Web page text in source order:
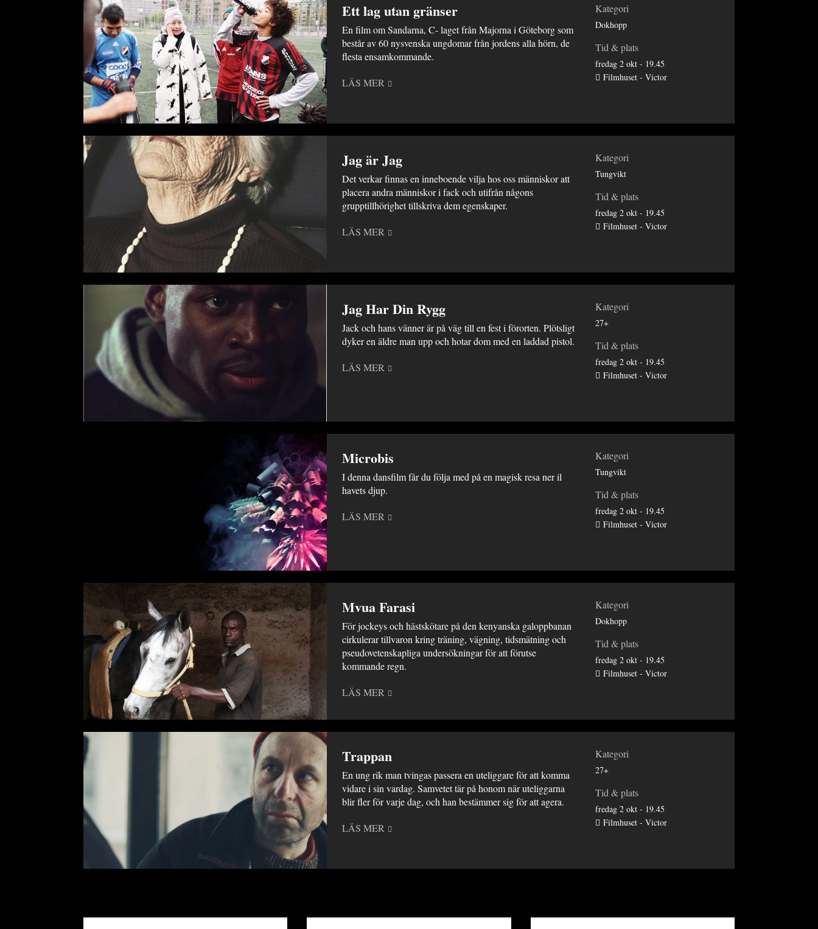
Kategori
Dokhopp
Tid & plats
fredag 2 okt - 19.45
Filmhuset - Victor
Ett lag utan gränser
En film om Sandarna, C- laget från Majorna i Göteborg som
består av 60 nysvenska ungdomar från jordens alla hörn, de
flesta ensamkommande.
LÄS MER
Kategori
Tungvikt
Tid & plats
fredag 2 okt - 19.45
Filmhuset - Victor
Jag är Jag
Det verkar finnas en inneboende vilja hos oss människor att
placera andra människor i fack och utifrån någons
grupptillhörighet tillskriva dem egenskaper.
LÄS MER
Kategori
27+
Tid & plats
fredag 2 okt - 19.45
Filmhuset - Victor
Jag Har Din Rygg
Jack och hans vänner är på väg till en fest i förorten. Plötsligt
dyker en äldre man upp och hotar dom med en laddad pistol.
LÄS MER
Kategori
Tungvikt
Tid & plats
fredag 2 okt - 19.45
Filmhuset - Victor
Microbis
I denna dansfilm får du följa med på en magisk resa ner il
havets djup.
LÄS MER
Kategori
Dokhopp
Tid & plats
fredag 2 okt - 19.45
Filmhuset - Victor
Mvua Farasi
För jockeys och hästskötare på den kenyanska galoppbanan
cirkulerar tillvaron kring träning, vägning, tidsmätning och
pseudovetenskapliga undersökningar för att förutse
kommande regn.
LÄS MER
Kategori
27+
Tid & plats
fredag 2 okt - 19.45
Filmhuset - Victor
Trappan
En ung rik man tvingas passera en uteliggare för att komma
vidare i sin vardag. Samvetet tär på honom när uteliggarna
blir fler för varje dag, och han bestämmer sig för att agera.
LÄS MER